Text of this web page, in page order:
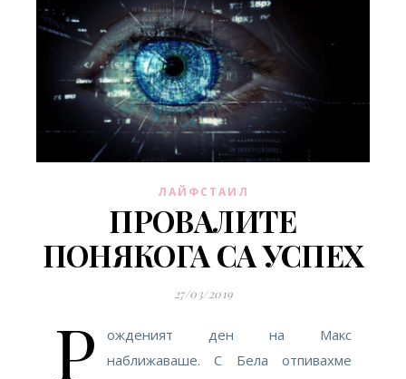
ЛАЙФСТАИЛ
ПРОВАЛИТЕ
ПОНЯКОГА СА УСПЕХ
27/03/2019
Р
ожденият ден на Макс
наближаваше. С Бела отпивахме